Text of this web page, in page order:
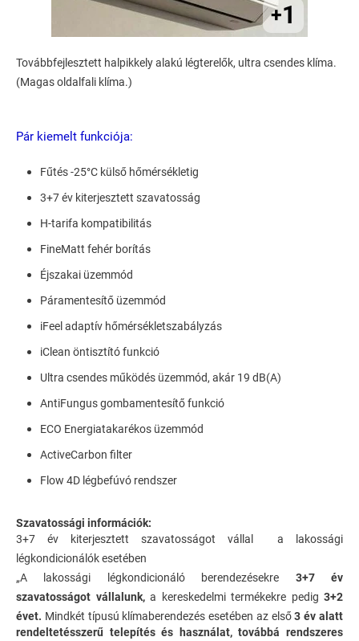
Továbbfejlesztett halpikkely alakú légterelők, ultra csendes klíma.
(Magas oldalfali klíma.)
Pár kiemelt funkciója:
Fűtés -25°C külső hőmérsékletig
3+7 év kiterjesztett szavatosság
H-tarifa kompatibilitás
FineMatt fehér borítás
Éjszakai üzemmód
Páramentesítő üzemmód
iFeel adaptív hőmérsékletszabályzás
iClean öntisztító funkció
Ultra csendes működés üzemmód, akár 19 dB(A)
AntiFungus gombamentesítő funkció
ECO Energiatakarékos üzemmód
ActiveCarbon filter
Flow 4D légbefúvó rendszer
Szavatossági információk:
3+7 év kiterjesztett szavatosságot vállal a lakossági
légkondicionálók esetében
„A lakossági légkondicionáló berendezésekre 3+7 év
szavatosságot vállalunk, a kereskedelmi termékekre pedig 3+2
évet. Mindkét típusú klímaberendezés esetében az első3 év alatt
rendeltetésszerű telepítés és használat, továbbá rendszeres
+1